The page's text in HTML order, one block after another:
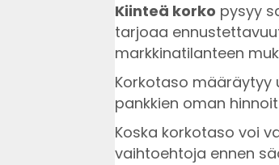
Kiinteä korko pysyy
tarjoaa
markkinatilanteen
Korkotaso määräytyy
pankkien oman
Koska korkotaso voi
vaihtoehtoja ennen